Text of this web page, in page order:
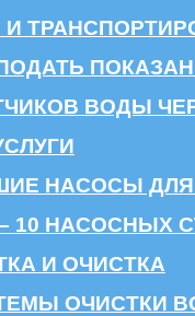
ВОДЫ
НАСОСЫ
10 НАСОСНЫХ
И ОЧИСТКА
ОЧИСТКИ